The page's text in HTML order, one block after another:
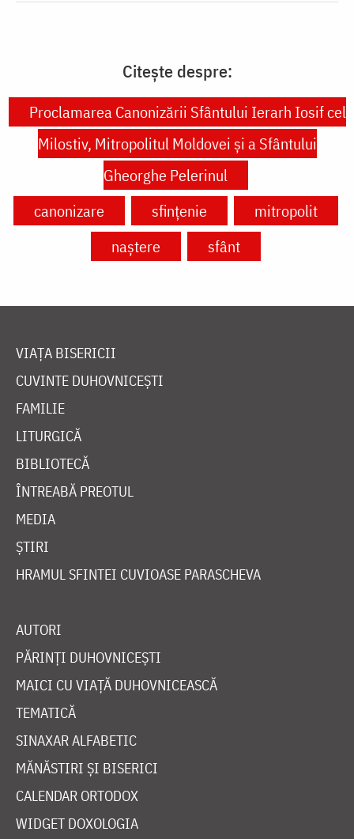
Citește despre:
Proclamarea Canonizării Sfântului Ierarh Iosif cel
Milostiv, Mitropolitul Moldovei și a Sfântului
Gheorghe Pelerinul
canonizare
sfințenie
mitropolit
naștere
sfânt
VIAȚA BISERICII
CUVINTE DUHOVNICEȘTI
FAMILIE
LITURGICĂ
BIBLIOTECĂ
ÎNTREABĂ PREOTUL
MEDIA
ȘTIRI
HRAMUL SFINTEI CUVIOASE PARASCHEVA
AUTORI
PĂRINȚI DUHOVNICEȘTI
MAICI CU VIAȚĂ DUHOVNICEASCĂ
TEMATICĂ
SINAXAR ALFABETIC
MĂNĂSTIRI ȘI BISERICI
CALENDAR ORTODOX
WIDGET DOXOLOGIA